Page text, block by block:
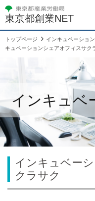
東京都創業NET
トップページ インキュベーショ
キュベーションシェアオフィスサク
インキュベ
インキュベー
クラサク